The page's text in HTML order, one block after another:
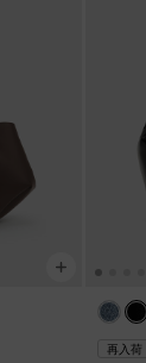
再入荷